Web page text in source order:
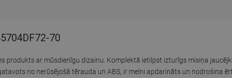
70
produkts ar mūsdienīgu dizainu. Komplektā ietilpst izturīgs misiņa
no nerūsējošā tērauda un ABS, ir melni apdarināts un nodrošina